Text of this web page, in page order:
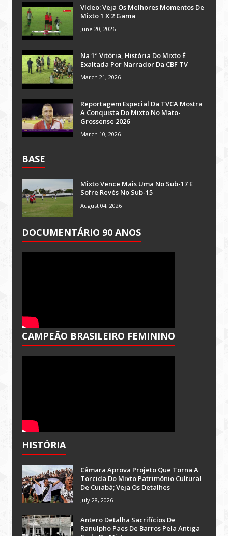
Vídeo: Veja Os Melhores Momentos De
Mixto 1 X 2 Gama
June 20, 2026
Na 1ª Vitória, História Do Mixto É
Exaltada Por Narrador Da CBF TV
March 21, 2026
Reportagem Especial Da TVCA Mostra
A Conquista Do Mixto No Mato-
Grossense 2026
March 10, 2026
BASE
Mixto Vence Mais Uma No Sub-17 E
Sofre Revés No Sub-15
August 04, 2026
DOCUMENTÁRIO 90 ANOS
CAMPEÃO BRASILEIRO FEMININO
HISTÓRIA
Câmara Aprova Projeto Que Torna A
Torcida Do Mixto Patrimônio Cultural
De Cuiabá; Veja Os Detalhes
July 28, 2026
Antero Detalha Sacrifícios De
Ranulpho Paes De Barros Pela Antiga